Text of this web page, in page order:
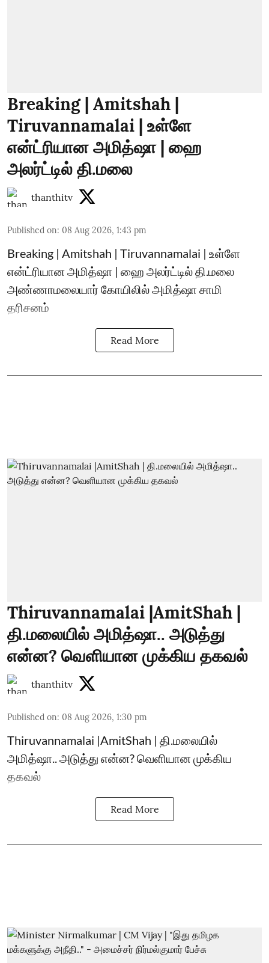
Breaking | Amitshah |
Tiruvannamalai | உள்ளே
என்ட்ரியான அமித்ஷா | ஹை
அலர்ட்டில் தி.மலை
thanthitv
Published on: 08 Aug 2026, 1:43 pm
Breaking | Amitshah | Tiruvannamalai | உள்ளே
என்ட்ரியான அமித்ஷா | ஹை அலர்ட்டில் தி.மலை
அண்ணாமலையார் கோயிலில் அமித்ஷா சாமி
தரிசனம்
Read More
Thiruvannamalai |AmitShah |
தி.மலையில் அமித்ஷா.. அடுத்து
என்ன? வெளியான முக்கிய தகவல்
thanthitv
Published on: 08 Aug 2026, 1:30 pm
Thiruvannamalai |AmitShah | தி.மலையில்
அமித்ஷா.. அடுத்து என்ன? வெளியான முக்கிய
தகவல்
Read More